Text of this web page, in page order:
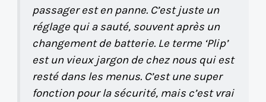
passager est en panne. C’est juste un
réglage qui a sauté, souvent après un
changement de batterie. Le terme ‘Plip’
est un vieux jargon de chez nous qui est
resté dans les menus. C’est une super
fonction pour la sécurité, mais c’est vrai